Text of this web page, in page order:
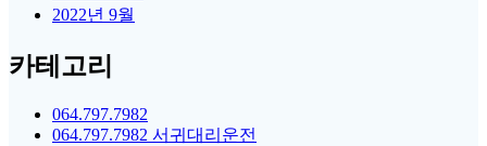
2022년 9월
카테고리
064.797.7982
064.797.7982 서귀대리운전